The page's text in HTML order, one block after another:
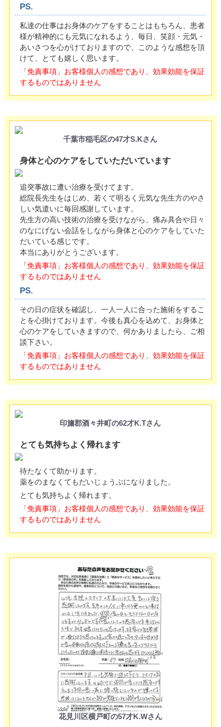
PS.
私達の仕事はお身体のケアをすることはもちろん、患者
様が精神的にも元気になれるよう、毎日、笑顔・元気・
あいさつを心がけておりますので、このような感想を頂
けて、とても嬉しく思います。
「免責事項」お客様個人の感想であり、効果効能を保証
するものではありません
千葉市稲毛区の47才S.Kさん
身体と心のケアをしていただいています
追突事故に遭い治療を受けてます。
総院長先生をはじめ、若くて明るく元気な先生方のやさ
しい気遣いに毎回感謝しています。
先生方の高い技術の治療を受けながら、痛み具合や日々
のなにげない会話をしながら身体と心のケアをしていた
だいている感じです。
本当にありがとうございます。
「免責事項」お客様個人の感想であり、効果効能を保証
するものではありません
PS.
その日の症状を確認し、一人一人に合った施術をするこ
とを心掛けております。今後も真心を込めて、お身体と
心のケアをしていきますので、何かありましたら、ご相
談下さい。
「免責事項」お客様個人の感想であり、効果効能を保証
するものではありません
印旛郡酒々井町の62才K.Tさん
とても気持ちよく帰れます
待たなくて助かります。
薬をのまなくてもだいじょうぶになりました。
とても気持ちよく帰れます。
「免責事項」お客様個人の感想であり、効果効能を保証
するものではありません
花見川区横戸町の57才K.Wさん